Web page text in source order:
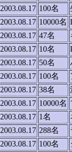
2003.08.17 100名
2003.08.17 10000名
2003.08.17 47名
2003.08.17 10名
2003.08.17 50名
2003.08.17 100名
2003.08.17 38名
2003.08.17 10000名
2003.08.17 1名
2003.08.17 288名
2003.08.17 100名